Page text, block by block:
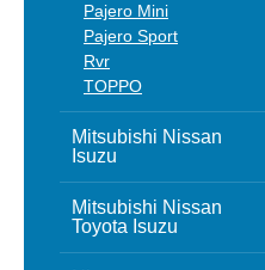
Pajero Mini
Pajero Sport
Rvr
TOPPO
Mitsubishi Nissan
Isuzu
Mitsubishi Nissan
Toyota Isuzu